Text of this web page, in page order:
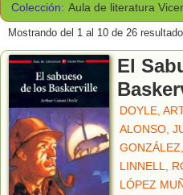
Colección: Aula de literatura
Mostrando del 1 al 10 de 26
El
DOYLE,
ALONSO,
LINNELL,
LÓPEZ